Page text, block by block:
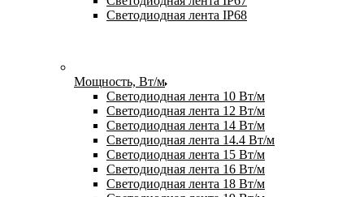
Светодиодная лента IP68
Мощность, Вт/м
Светодиодная лента 10 Вт/м
Светодиодная лента 12 Вт/м
Светодиодная лента 14 Вт/м
Светодиодная лента 14.4 Вт/м
Светодиодная лента 15 Вт/м
Светодиодная лента 16 Вт/м
Светодиодная лента 18 Вт/м